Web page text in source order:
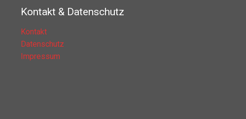
Kontakt & Datenschutz
Kontakt
Datenschutz
Impressum